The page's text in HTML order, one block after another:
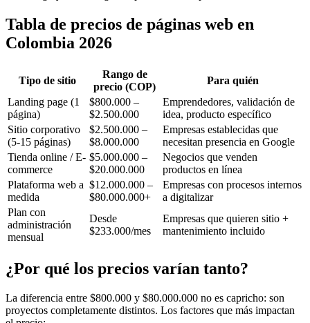
Tabla de precios de páginas web en
Colombia 2026
Tipo de sitio
Rango de
precio (COP)
Para quién
Landing page (1
página)
$800.000 –
$2.500.000
Emprendedores, validación de
idea, producto específico
Sitio corporativo
(5-15 páginas)
$2.500.000 –
$8.000.000
Empresas establecidas que
necesitan presencia en Google
Tienda online / E-
commerce
$5.000.000 –
$20.000.000
Negocios que venden
productos en línea
Plataforma web a
medida
$12.000.000 –
$80.000.000+
Empresas con procesos internos
a digitalizar
Plan con
administración
mensual
Desde
$233.000/mes
Empresas que quieren sitio +
mantenimiento incluido
¿Por qué los precios varían tanto?
La diferencia entre $800.000 y $80.000.000 no es capricho: son
proyectos completamente distintos. Los factores que más impactan